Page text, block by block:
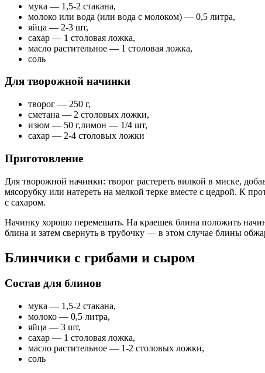
мука — 1,5-2 стакана,
молоко или вода (или вода с молоком) — 0,5 литра,
яйца — 2-3 шт,
сахар — 1 столовая ложка,
масло растительное — 1 столовая ложка,
соль
Для творожной начинки
творог — 250 г,
сметана — 2 столовых ложки,
изюм — 50 г,лимон — 1/4 шт,
сахар — 2-4 столовых ложки
Приготовление
Для творожной начинки: творог растереть вилкой в миске,
мясорубку или натереть на мелкой терке вместе с цедрой. К
с сахаром.
Начинку хорошо перемешать. На краешек блина положить
блина и затем свернуть в трубочку — в этом случае блины
Блинчики с грибами и сыром
Состав для блинов
мука — 1,5-2 стакана,
молоко — 0,5 литра,
яйца — 3 шт,
сахар — 1 столовая ложка,
масло растительное — 1-2 столовых ложки,
соль